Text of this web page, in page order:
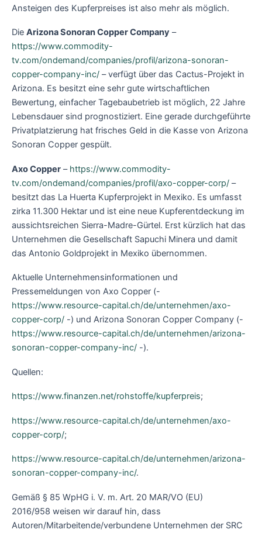
Ansteigen des Kupferpreises ist also mehr als möglich.
Die Arizona Sonoran Copper Company –
https://www.commodity-
tv.com/ondemand/companies/profil/arizona-sonoran-
copper-company-inc/ – verfügt über das Cactus-Projekt in
Arizona. Es besitzt eine sehr gute wirtschaftlichen
Bewertung, einfacher Tagebaubetrieb ist möglich, 22 Jahre
Lebensdauer sind prognostiziert. Eine gerade durchgeführte
Privatplatzierung hat frisches Geld in die Kasse von Arizona
Sonoran Copper gespült.
AxoCopper – https://www.commodity-
tv.com/ondemand/companies/profil/axo-copper-corp/ –
besitzt das La Huerta Kupferprojekt in Mexiko. Es umfasst
zirka 11.300 Hektar und ist eine neue Kupferentdeckung im
aussichtsreichen Sierra-Madre-Gürtel. Erst kürzlich hat das
Unternehmen die Gesellschaft Sapuchi Minera und damit
das Antonio Goldprojekt in Mexiko übernommen.
Aktuelle Unternehmensinformationen und
Pressemeldungen von Axo Copper (-
https://www.resource-capital.ch/de/unternehmen/axo-
copper-corp/ -) und Arizona Sonoran Copper Company (-
https://www.resource-capital.ch/de/unternehmen/arizona-
sonoran-copper-company-inc/ -).
Quellen:
https://www.finanzen.net/rohstoffe/kupferpreis;
https://www.resource-capital.ch/de/unternehmen/axo-
copper-corp/;
https://www.resource-capital.ch/de/unternehmen/arizona-
sonoran-copper-company-inc/.
Gemäß § 85 WpHG i. V. m. Art. 20 MAR/VO (EU)
2016/958 weisen wir darauf hin, dass
Autoren/Mitarbeitende/verbundene Unternehmen der SRC